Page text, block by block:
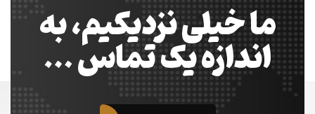
ما خیلی نزدیکیم، به
اندازه یک تماس …